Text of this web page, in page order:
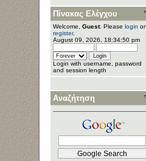
Πίνακας Ελέγχου
Welcome, Guest. Please login or
register.
August 09, 2026, 18:34:50 pm
Login with username, password
and session length
Αναζήτηση